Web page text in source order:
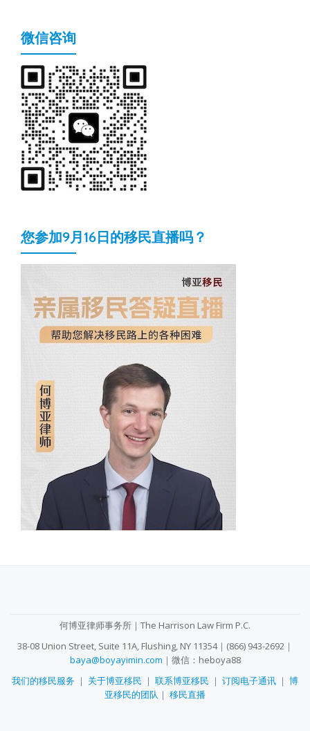
微信咨询
您参加9月16日的移民直播吗？
何博亚律师事务所｜The Harrison Law Firm P.C.
38-08 Union Street, Suite 11A, Flushing, NY 11354｜(866) 943-2692｜
baya@boyayimin.com ｜微信：heboya88
我们的移民服务 ｜ 关于博亚移民 ｜ 联系博亚移民 ｜ 订阅电子通讯 ｜ 博
亚移民的团队 ｜ 移民直播